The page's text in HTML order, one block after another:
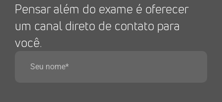
Pensar além do exame é oferecer
um canal direto de contato para
você.